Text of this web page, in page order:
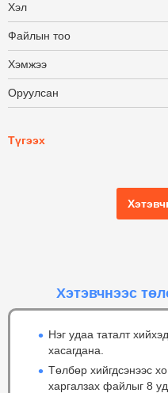
Хэл
Файлын тоо
Хэмжээ
Оруулсан
Түгээх
Хэтэвчнээс
Нэг удаа таталт
хасагдана.
Төлбөр хийгдсэнээс
харгалзах файлыг 8